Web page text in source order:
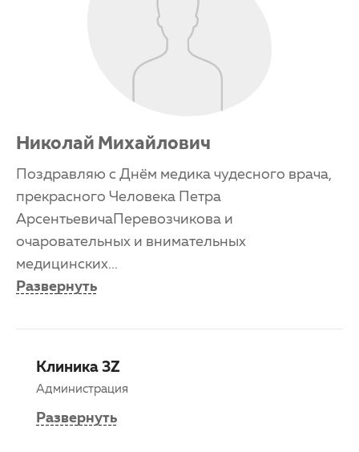
Николай Михайлович
Поздравляю с Днём медика чудесного врача,
прекрасного Человека Петра
АрсентьевичаПеревозчикова и
очаровательных и внимательных
медицинских...
Развернуть
Клиника 3Z
Администрация
Развернуть